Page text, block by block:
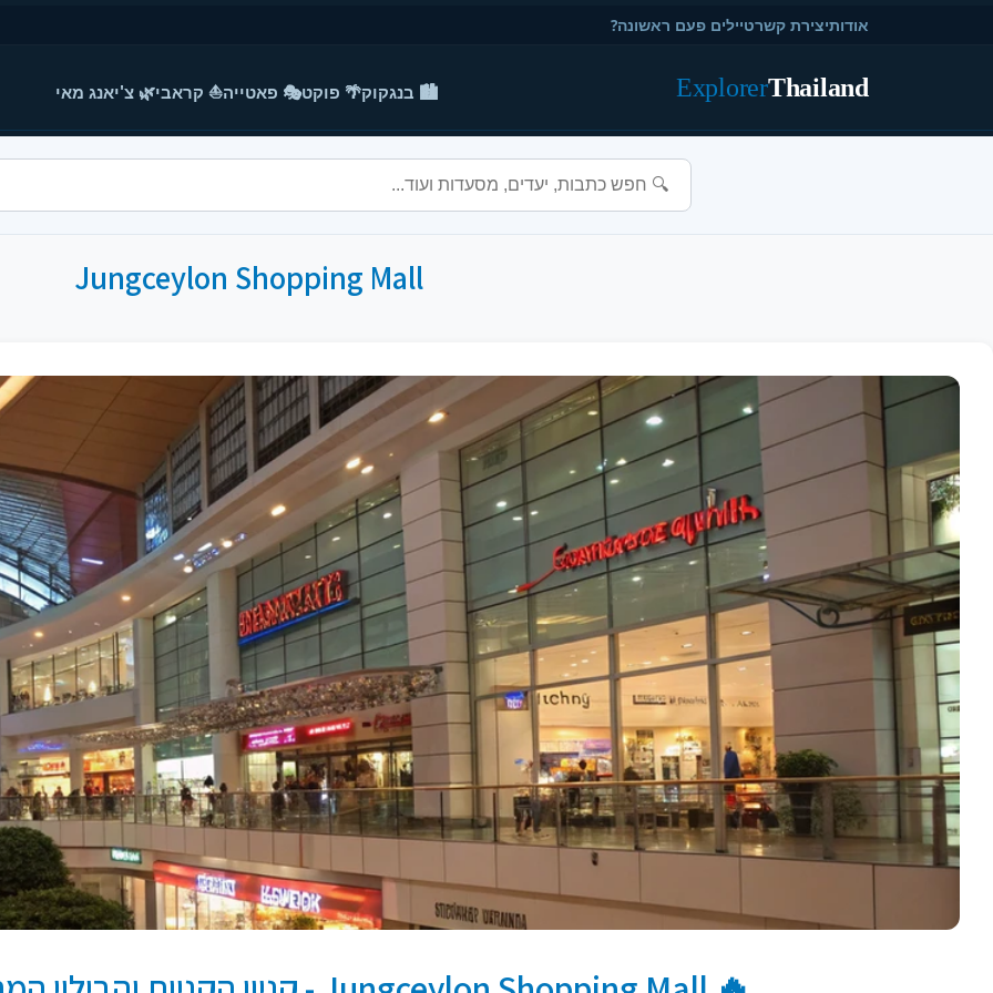
אודותיצירת קשרטיילים פעם ראשונה?
Thailand
Explorer 🏙️ בנגקוק🌴 פוקט🎭 פאטייה⛵ קראבי🌿 צ'יאנג מאי
Jungceylon Shopping Mall